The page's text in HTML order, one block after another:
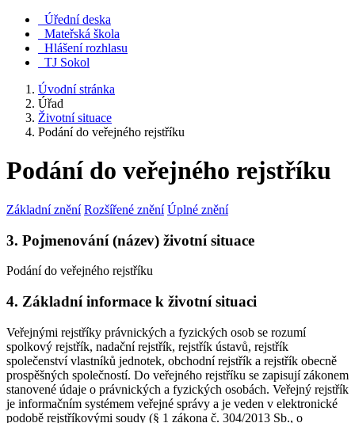
Úřední deska
Mateřská škola
Hlášení rozhlasu
TJ Sokol
Úvodní stránka
Úřad
Životní situace
Podání do veřejného rejstříku
Podání do veřejného rejstříku
Základní znění Rozšířené znění Úplné znění
3. Pojmenování (název) životní situace
Podání do veřejného rejstříku
4. Základní informace k životní situaci
Veřejnými rejstříky právnických a fyzických osob se rozumí
spolkový rejstřík, nadační rejstřík, rejstřík ústavů, rejstřík
společenství vlastníků jednotek, obchodní rejstřík a rejstřík obecně
prospěšných společností. Do veřejného rejstříku se zapisují zákonem
stanovené údaje o právnických a fyzických osobách. Veřejný rejstřík
je informačním systémem veřejné správy a je veden v elektronické
podobě rejstříkovými soudy (§ 1 zákona č. 304/2013 Sb., o